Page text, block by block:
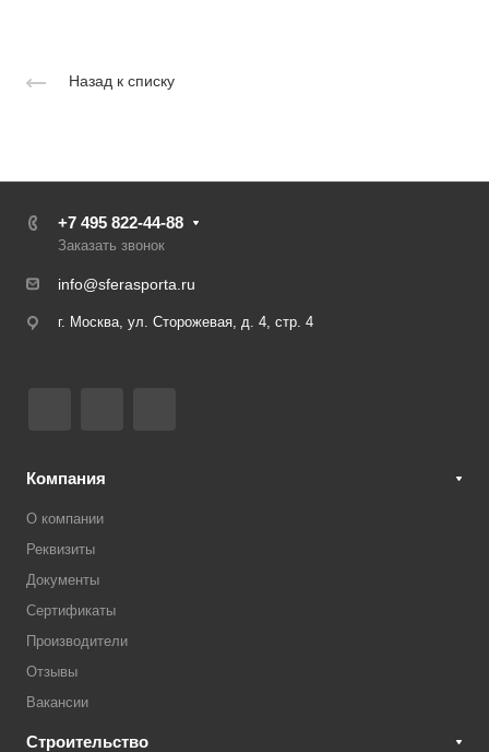
Назад к списку
+7 495 822-44-88
Заказать звонок
info@sferasporta.ru
г. Москва, ул. Сторожевая, д. 4, стр. 4
Компания
О компании
Реквизиты
Документы
Сертификаты
Производители
Отзывы
Вакансии
Строительство